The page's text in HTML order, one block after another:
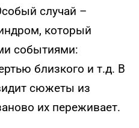
случай –
который
событиями:
близкого и т.д. В
сюжеты из
их переживает.